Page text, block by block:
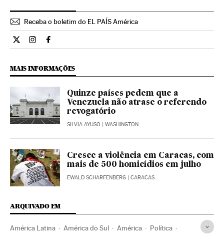
Receba o boletim do EL PAÍS América
Internacional El País Brasil en Twitter
Internacional El País Brasil en Instagram
Internacional El País Brasil en Facebook
MAIS INFORMAÇÕES
Quinze países pedem que a
Venezuela não atrase o referendo
revogatório
SILVIA AYUSO | WASHINGTON
Cresce a violência em Caracas, com
mais de 500 homicídios em julho
EWALD SCHARFENBERG | CARACAS
ARQUIVADO EM
América Latina América do Sul América Política